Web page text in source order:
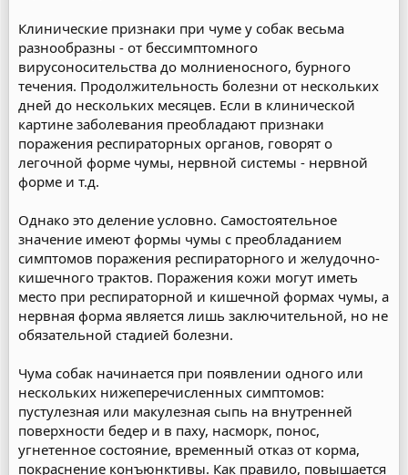
Клинические признаки при чуме у собак весьма
разнообразны - от бессимптомного
вирусоносительства до молниеносного, бурного
течения. Продолжительность болезни от нескольких
дней до нескольких месяцев. Если в клинической
картине заболевания преобладают признаки
поражения респираторных органов, говорят о
легочной форме чумы, нервной системы - нервной
форме и т.д.
Однако это деление условно. Самостоятельное
значение имеют формы чумы с преобладанием
симптомов поражения респираторного и желудочно-
кишечного трактов. Поражения кожи могут иметь
место при респираторной и кишечной формах чумы, а
нервная форма является лишь заключительной, но не
обязательной стадией болезни.
Чума собак начинается при появлении одного или
нескольких нижеперечисленных симптомов:
пустулезная или макулезная сыпь на внутренней
поверхности бедер и в паху, насморк, понос,
угнетенное состояние, временный отказ от корма,
покраснение конъюнктивы. Как правило, повышается